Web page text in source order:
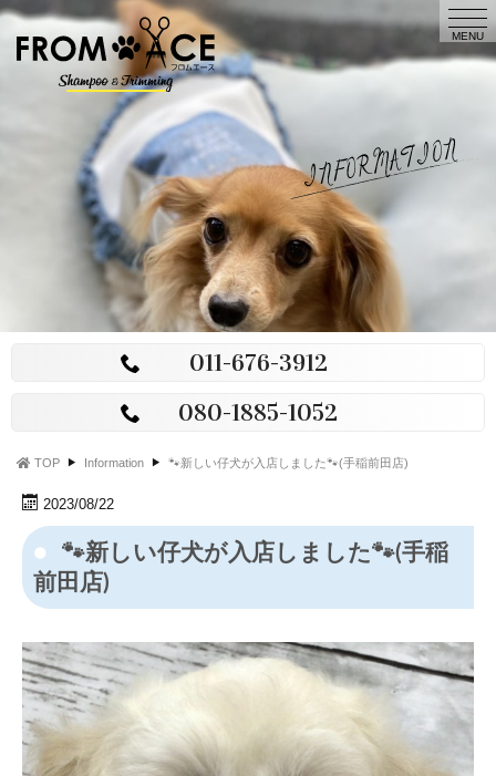
t
o
g
l
MENU
FROM
ACE
011-676-3912
080-1885-1052
TOP Information 🐾新しい仔犬が入店しました🐾(手稲前田店)
2023/08/22
🐾新しい仔犬が入店しました🐾(手稲
前田店)